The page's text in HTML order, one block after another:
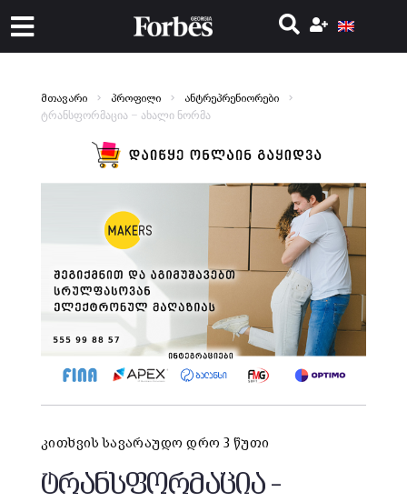
მთავარი პროფილი ანტრეპრენიორები
ტრანსფორმაცია – ახალი ნორმა
კითხვის სავარაუდო დრო 3 წუთი
ტრანსფორმაცია –